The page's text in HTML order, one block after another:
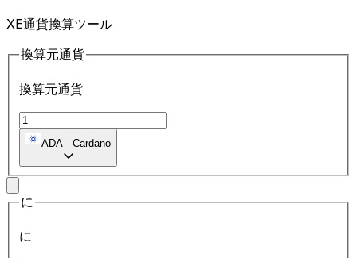
XE通貨換算ツール
換算元通貨
換算元通貨
ADA - Cardano
に
に